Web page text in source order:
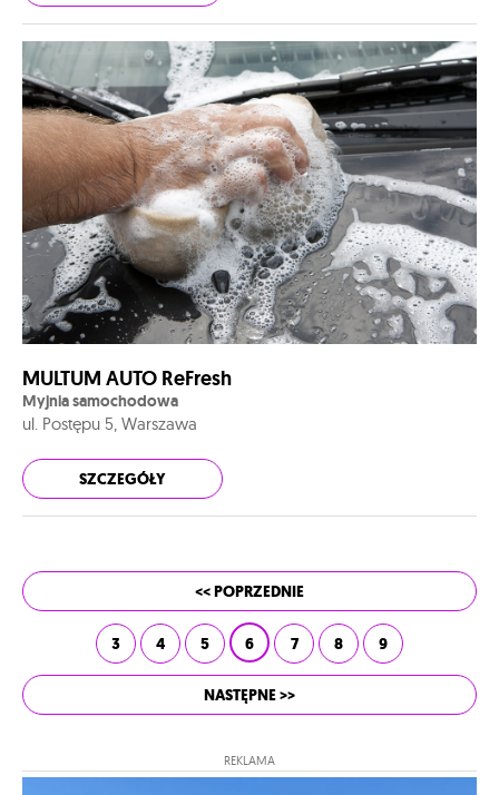
MULTUM AUTO ReFresh
Myjnia samochodowa
ul. Postępu 5, Warszawa
SZCZEGÓŁY
<< POPRZEDNIE
3 4 5 6 7 8 9
NASTĘPNE >>
REKLAMA